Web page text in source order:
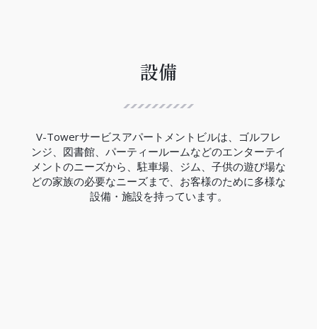
V-Towerの近くにはCauGiay駅があり、3号線の完
設備
V-Towerサービスアパートメントビルは、ゴルフレ
ンジ、図書館、パーティールームなどのエンターテイ
メントのニーズから、駐車場、ジム、子供の遊び場な
どの家族の必要なニーズまで、お客様のために多様な
設備・施設を持っています。